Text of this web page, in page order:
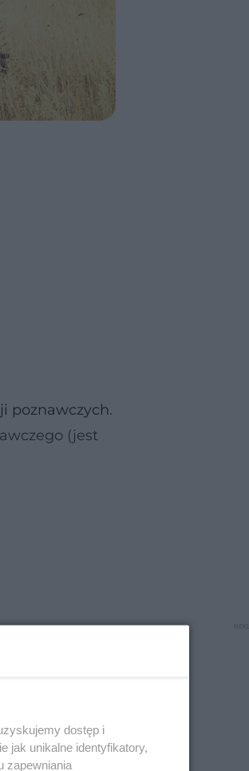
poznawczych.
(jest
dostęp i
jak unikalne identyfikatory,
zapewniania